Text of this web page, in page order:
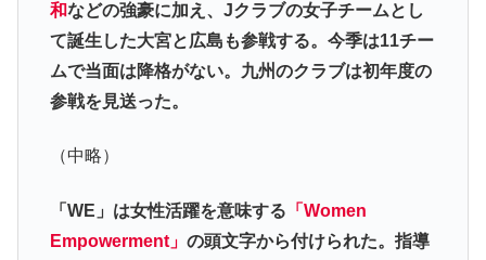
和などの強豪に加え、Jクラブの女子チームとし
て誕生した大宮と広島も参戦する。今季は11チー
ムで当面は降格がない。九州のクラブは初年度の
参戦を見送った。
（中略）
「WE」は女性活躍を意味する 「Women
Empowerment」 の頭文字から付けられた。指導